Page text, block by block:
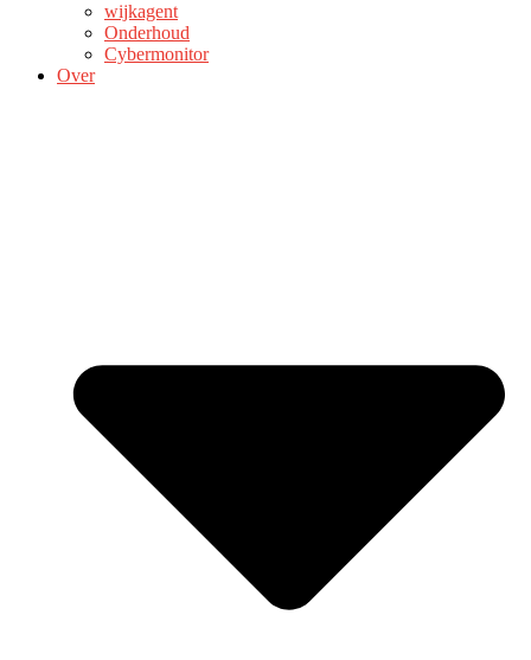
wijkagent
Onderhoud
Cybermonitor
Over